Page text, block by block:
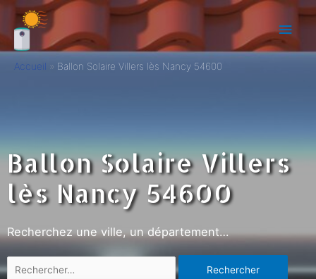
Accueil Ballon Solaire Villers lès Nancy 54600
Ballon Solaire Villers
lès Nancy 54600
Recherchez une ville, un département…